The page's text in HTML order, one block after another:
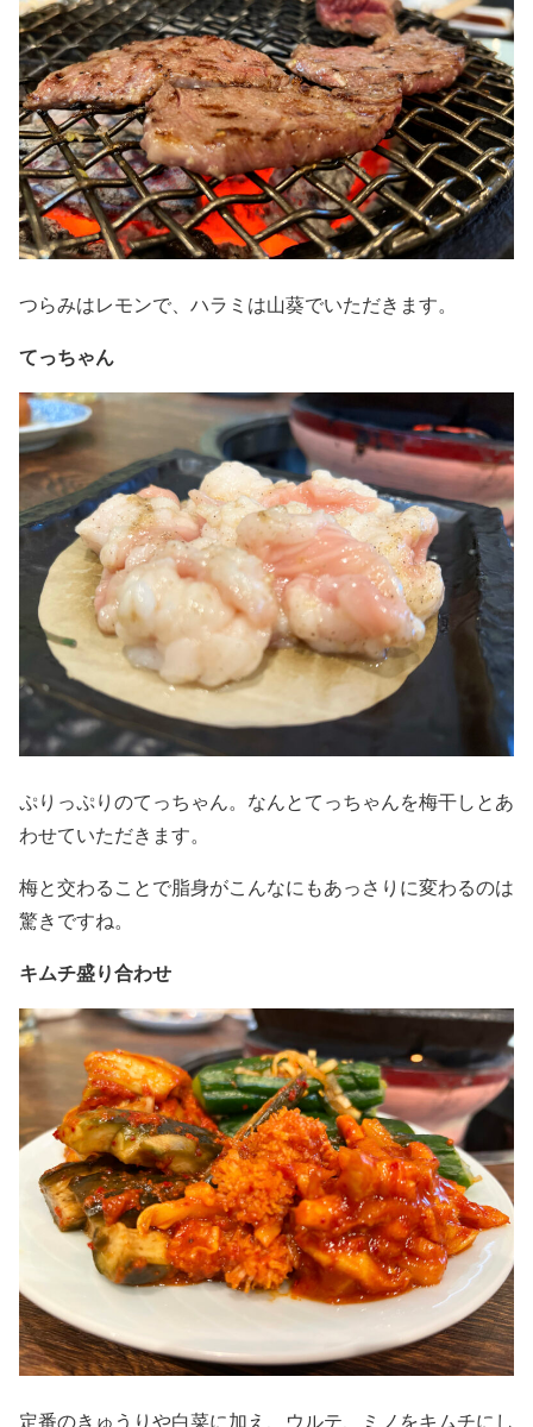
つらみはレモンで、ハラミは山葵でいただきます。
てっちゃん
ぷりっぷりのてっちゃん。なんとてっちゃんを梅干しとあ
わせていただきます。
梅と交わることで脂身がこんなにもあっさりに変わるのは
驚きですね。
キムチ盛り合わせ
定番のきゅうりや白菜に加え、ウルテ、ミノをキムチにし